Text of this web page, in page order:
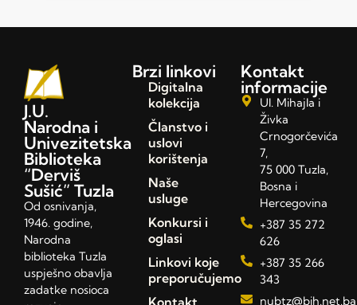
J.U.
Narodna i
Univezitetska
Biblioteka
“Derviš
Sušić” Tuzla
Od osnivanja,
1946. godine,
Narodna
biblioteka Tuzla
uspješno obavlja
zadatke nosioca
Brzi linkovi
Digitalna
kolekcija
Članstvo i
uslovi
korištenja
Naše
usluge
Konkursi i
oglasi
Linkovi koje
preporučujemo
Kontakt
Kontakt
informacije
Ul. Mihajla i
Živka
Crnogorčevića
7,
75 000 Tuzla,
Bosna i
Hercegovina
+387 35 272
626
+387 35 266
343
nubtz@bih.net.ba